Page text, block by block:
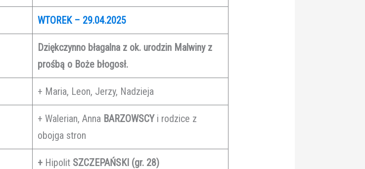
WTOREK – 29.04.2025
Dziękczynno błagalna z ok. urodzin Malwiny z
prośbą o Boże błogosł.
+ Maria, Leon, Jerzy, Nadzieja
+ Walerian, Anna BARZOWSCYi rodzice z
obojga stron
+ Hipolit SZCZEPAŃSKI (gr. 28)